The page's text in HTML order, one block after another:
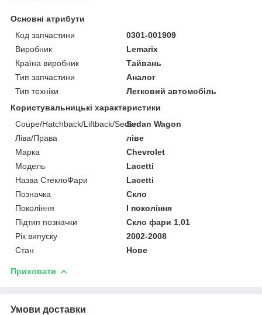
Основні атрибути
Код запчастини
0301-001909
Виробник
Lemarix
Країна виробник
Тайвань
Тип запчастини
Аналог
Тип техніки
Легковий автомобіль
Користувальницькі характеристики
Coupe/Hatchback/Liftback/SedanSedan Wagon
Ліва/Права
ліве
Марка
Chevrolet
Мoдель
Lacetti
Назва СтеклоФари
Lacetti
Позначка
Скло
Покоління
I покоління
Підтип позначки
Скло фари 1.01
Рік випуску
2002-2008
Стан
Нове
Приховати
Умови доставки